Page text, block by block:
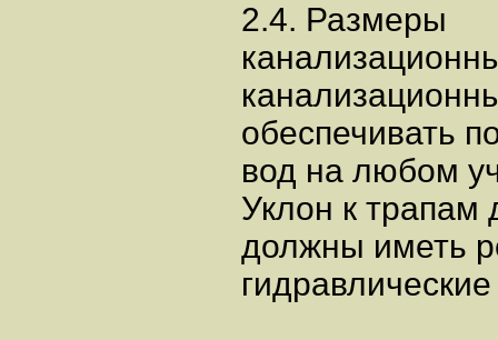
2.4. Размеры
обеспечивать
вод на любом
Уклон к
должны иметь